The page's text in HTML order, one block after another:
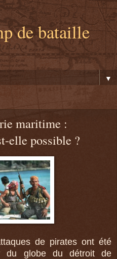
de bataille
▼
maritime :
elle possible ?
de pirates ont été
du globe du détroit de